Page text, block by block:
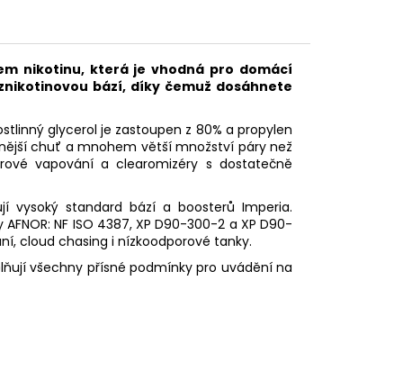
nikotinu, která je vhodná pro domácí
bází, díky čemuž dosáhnete
glycerol je zastoupen z 80% a propylen
chuť a mnohem větší množství páry než
vapování a clearomizéry s dostatečně
vysoký standard bází a boosterů Imperia.
NF ISO 4387, XP D90-300-2 a XP D90-
cloud chasing i nízkoodporové tanky.
všechny přísné podmínky pro uvádění na